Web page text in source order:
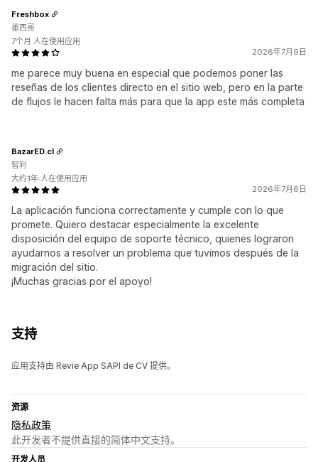
2026年7月9日
me parece muy buena en especial que podemos poner las
reseñas de los clientes directo en el sitio web, pero en la parte
de flujos le hacen falta más para que la app este más completa
Freshbox
墨西哥
7个月 人在使用应用
2026年7月6日
La aplicación funciona correctamente y cumple con lo que
promete. Quiero destacar especialmente la excelente
disposición del equipo de soporte técnico, quienes lograron
ayudarnos a resolver un problema que tuvimos después de la
migración del sitio.
¡Muchas gracias por el apoyo!
BazarED.cl
智利
大约1年 人在使用应用
支持
应用支持由 Revie App SAPI de CV 提供。
资源
隐私政策
此开发者不提供直接的简体中文支持。
开发人员